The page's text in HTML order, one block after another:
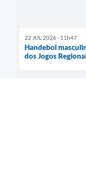
22 JUL 2026 - 11h47
Handebol
dos Jogos